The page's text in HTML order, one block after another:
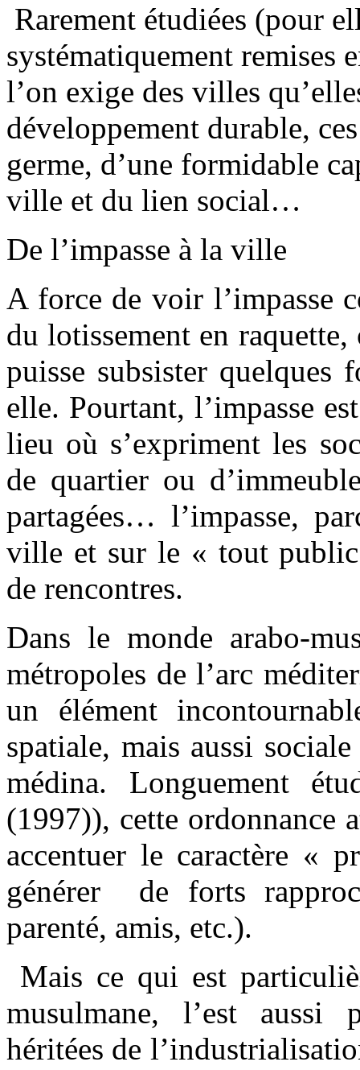
Rarement étudiées (pour
systématiquement remises
l’on exige des villes
développement durable,
germe, d’une formidable
ville et du lien social…
De l’impasse à la ville
A force de voir l’impasse
du lotissement en
puisse subsister quelques
elle. Pourtant, l’impasse
lieu où s’expriment les
de quartier ou
partagées… l’impasse,
ville et sur le « tout
de rencontres.
Dans le monde arabo-
métropoles de l’arc
un élément
spatiale, mais aussi
médina. Longuement
(1997)), cette ordonnance
accentuer le caractère «
générer de forts
parenté, amis, etc.).
Mais ce qui est
musulmane, l’est aussi
héritées de